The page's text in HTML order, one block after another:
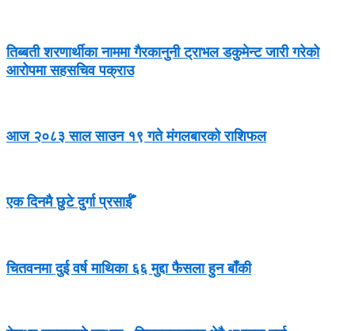
तिब्बती शरणार्थीका नाममा गैरकानुनी ट्राभल डकुमेन्ट जारी गरेको
आरोपमा सहसचिव पक्राउ
आज २०८३ साल साउन १९ गते मंगलबारको राशिफल
एक दिनमै छुटे दुर्गा प्रसाईँ
चितवनमा दुई वर्ष माथिका ६६ मुद्दा फैसला हुन बाँकी